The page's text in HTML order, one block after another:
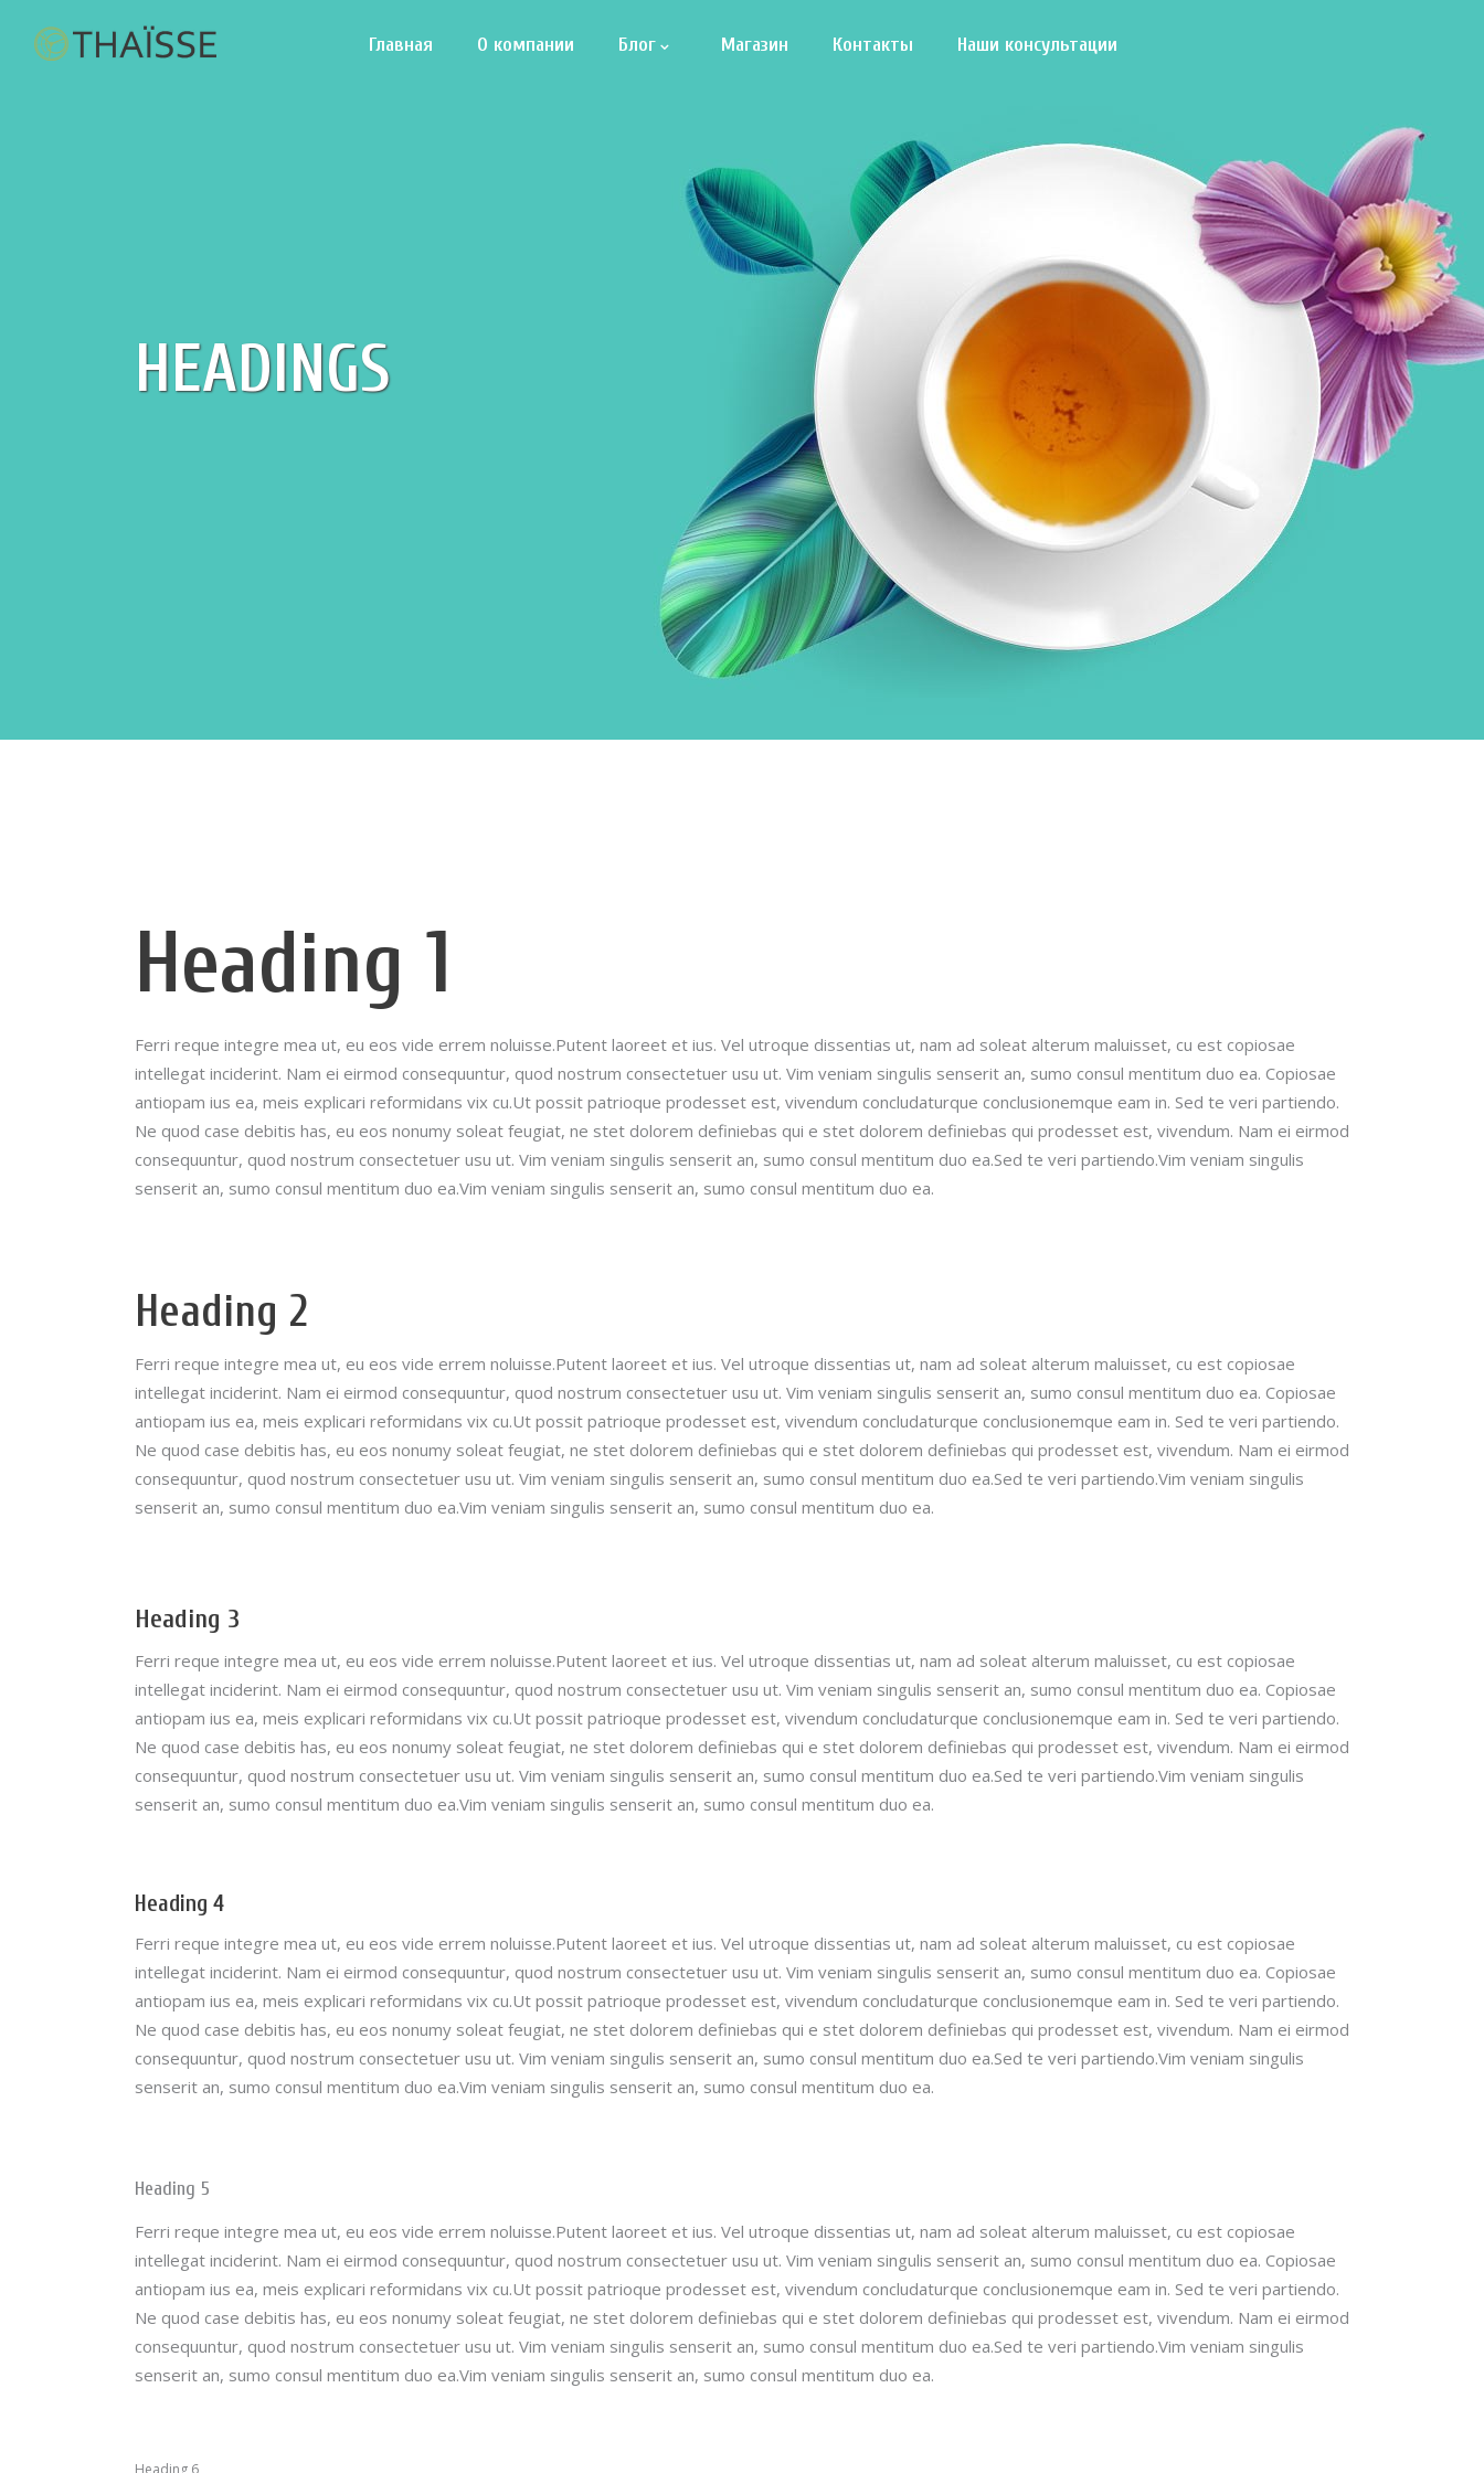
Главная О компании Блог Магазин Контакты Наши консультации
HEADINGS
Heading 1
Ferri reque integre mea ut, eu eos vide errem noluisse.Putent laoreet et ius. Vel utroque dissentias ut, nam ad soleat alterum maluisset, cu est copiosae
intellegat inciderint. Nam ei eirmod consequuntur, quod nostrum consectetuer usu ut. Vim veniam singulis senserit an, sumo consul mentitum duo ea. Copiosae
antiopam ius ea, meis explicari reformidans vix cu.Ut possit patrioque prodesset est, vivendum concludaturque conclusionemque eam in. Sed te veri partiendo.
Ne quod case debitis has, eu eos nonumy soleat feugiat, ne stet dolorem definiebas qui e stet dolorem definiebas qui prodesset est, vivendum. Nam ei eirmod
consequuntur, quod nostrum consectetuer usu ut. Vim veniam singulis senserit an, sumo consul mentitum duo ea.Sed te veri partiendo.Vim veniam singulis
senserit an, sumo consul mentitum duo ea.Vim veniam singulis senserit an, sumo consul mentitum duo ea.
Heading 2
Ferri reque integre mea ut, eu eos vide errem noluisse.Putent laoreet et ius. Vel utroque dissentias ut, nam ad soleat alterum maluisset, cu est copiosae
intellegat inciderint. Nam ei eirmod consequuntur, quod nostrum consectetuer usu ut. Vim veniam singulis senserit an, sumo consul mentitum duo ea. Copiosae
antiopam ius ea, meis explicari reformidans vix cu.Ut possit patrioque prodesset est, vivendum concludaturque conclusionemque eam in. Sed te veri partiendo.
Ne quod case debitis has, eu eos nonumy soleat feugiat, ne stet dolorem definiebas qui e stet dolorem definiebas qui prodesset est, vivendum. Nam ei eirmod
consequuntur, quod nostrum consectetuer usu ut. Vim veniam singulis senserit an, sumo consul mentitum duo ea.Sed te veri partiendo.Vim veniam singulis
senserit an, sumo consul mentitum duo ea.Vim veniam singulis senserit an, sumo consul mentitum duo ea.
Heading 3
Ferri reque integre mea ut, eu eos vide errem noluisse.Putent laoreet et ius. Vel utroque dissentias ut, nam ad soleat alterum maluisset, cu est copiosae
intellegat inciderint. Nam ei eirmod consequuntur, quod nostrum consectetuer usu ut. Vim veniam singulis senserit an, sumo consul mentitum duo ea. Copiosae
antiopam ius ea, meis explicari reformidans vix cu.Ut possit patrioque prodesset est, vivendum concludaturque conclusionemque eam in. Sed te veri partiendo.
Ne quod case debitis has, eu eos nonumy soleat feugiat, ne stet dolorem definiebas qui e stet dolorem definiebas qui prodesset est, vivendum. Nam ei eirmod
consequuntur, quod nostrum consectetuer usu ut. Vim veniam singulis senserit an, sumo consul mentitum duo ea.Sed te veri partiendo.Vim veniam singulis
senserit an, sumo consul mentitum duo ea.Vim veniam singulis senserit an, sumo consul mentitum duo ea.
Heading 4
Ferri reque integre mea ut, eu eos vide errem noluisse.Putent laoreet et ius. Vel utroque dissentias ut, nam ad soleat alterum maluisset, cu est copiosae
intellegat inciderint. Nam ei eirmod consequuntur, quod nostrum consectetuer usu ut. Vim veniam singulis senserit an, sumo consul mentitum duo ea. Copiosae
antiopam ius ea, meis explicari reformidans vix cu.Ut possit patrioque prodesset est, vivendum concludaturque conclusionemque eam in. Sed te veri partiendo.
Ne quod case debitis has, eu eos nonumy soleat feugiat, ne stet dolorem definiebas qui e stet dolorem definiebas qui prodesset est, vivendum. Nam ei eirmod
consequuntur, quod nostrum consectetuer usu ut. Vim veniam singulis senserit an, sumo consul mentitum duo ea.Sed te veri partiendo.Vim veniam singulis
senserit an, sumo consul mentitum duo ea.Vim veniam singulis senserit an, sumo consul mentitum duo ea.
Heading 5
Ferri reque integre mea ut, eu eos vide errem noluisse.Putent laoreet et ius. Vel utroque dissentias ut, nam ad soleat alterum maluisset, cu est copiosae
intellegat inciderint. Nam ei eirmod consequuntur, quod nostrum consectetuer usu ut. Vim veniam singulis senserit an, sumo consul mentitum duo ea. Copiosae
antiopam ius ea, meis explicari reformidans vix cu.Ut possit patrioque prodesset est, vivendum concludaturque conclusionemque eam in. Sed te veri partiendo.
Ne quod case debitis has, eu eos nonumy soleat feugiat, ne stet dolorem definiebas qui e stet dolorem definiebas qui prodesset est, vivendum. Nam ei eirmod
consequuntur, quod nostrum consectetuer usu ut. Vim veniam singulis senserit an, sumo consul mentitum duo ea.Sed te veri partiendo.Vim veniam singulis
senserit an, sumo consul mentitum duo ea.Vim veniam singulis senserit an, sumo consul mentitum duo ea.
Heading 6